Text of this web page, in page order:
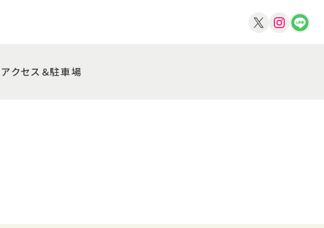
アクセス＆駐車場